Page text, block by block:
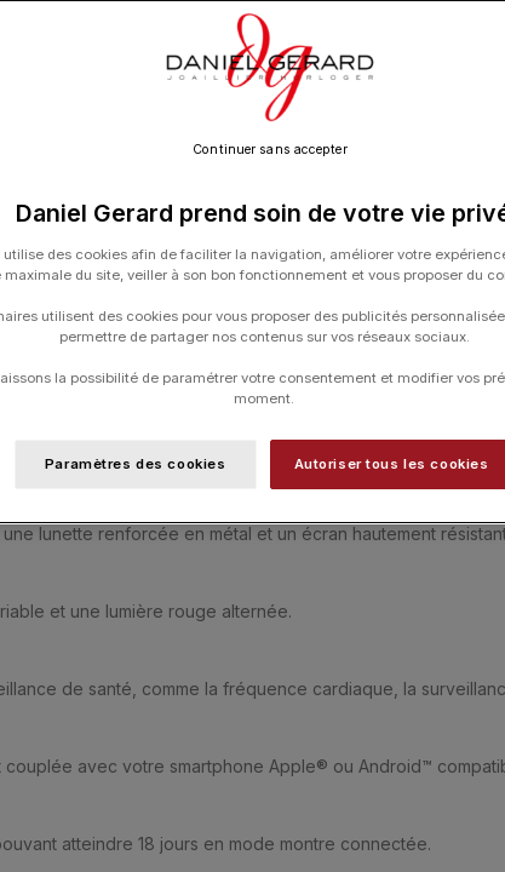
UGS :
010-02936-01
Catégories :
EXPÉDITION & LIVRAISONESSAYER CE PRODUIT
portée partout. Suivez votre instinct, où que l’aventure vous
lunette renforcée en métal et un écran hautement
et une lumière rouge alternée.
de santé, comme la fréquence cardiaque, la
avec votre smartphone Apple® ou Android™
atteindre 18 jours en mode montre connectée.
Daniel Gerard prend soin de votre vie
utilise des cookies afin de faciliter la navigation, améliorer votre
maximale du site, veiller à son bon fonctionnement et vous proposer du
utilisent des cookies pour vous proposer des publicités
permettre de partager nos contenus sur vos réseaux sociaux.
la possibilité de paramétrer votre consentement et modifier vos
moment.
Paramètres des cookies Autoriser tous les cookies
Continuer sans accepter